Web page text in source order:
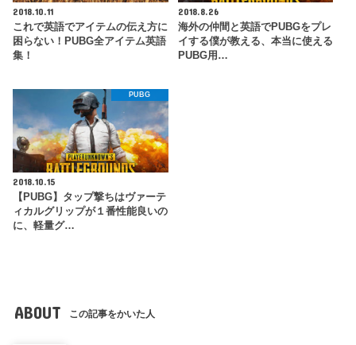
2018.10.11
これで英語でアイテムの伝え方に
困らない！PUBG全アイテム英語
集！
2018.8.26
海外の仲間と英語でPUBGをプレ
イする僕が教える、本当に使える
PUBG用…
PUBG
2018.10.15
【PUBG】タップ撃ちはヴァーテ
ィカルグリップが１番性能良いの
に、軽量グ…
ABOUT この記事をかいた人